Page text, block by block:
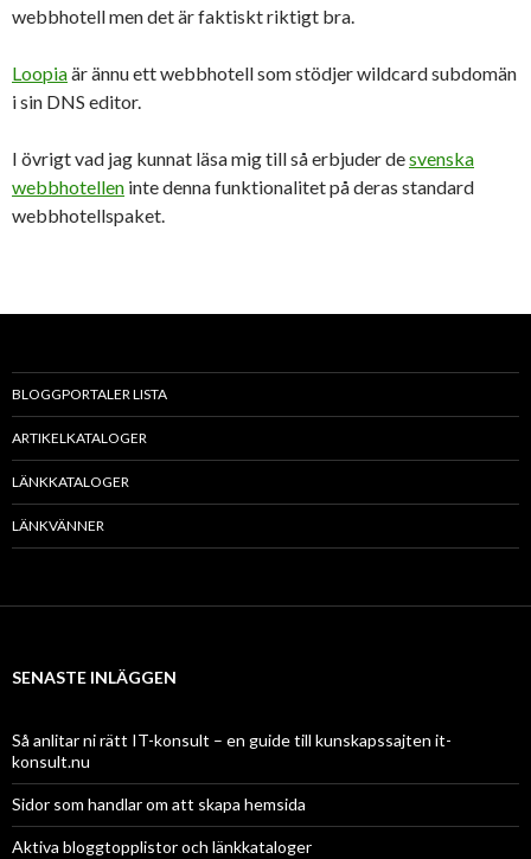
webbhotell men det är faktiskt riktigt bra.
Loopiaär ännu ett webbhotell som stödjer wildcard subdomän
i sin DNS editor.
I övrigt vad jag kunnat läsa mig till så erbjuder desvenska
webbhotellen inte denna funktionalitet på deras standard
webbhotellspaket.
BLOGGPORTALER LISTA
ARTIKELKATALOGER
LÄNKKATALOGER
LÄNKVÄNNER
SENASTE INLÄGGEN
Så anlitar ni rätt IT-konsult – en guide till kunskapssajten it-
konsult.nu
Sidor som handlar om att skapa hemsida
Aktiva bloggtopplistor och länkkataloger